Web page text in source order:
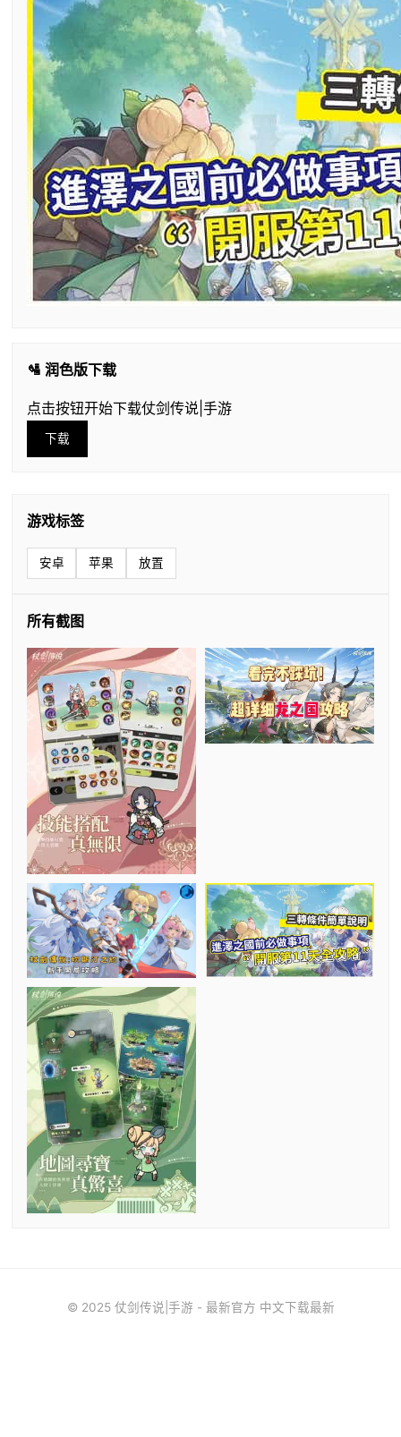
🛂 润色版下载
点击按钮开始下载仗剑传说|手游
下载
游戏标签
安卓 苹果 放置
所有截图
© 2025 仗剑传说|手游 - 最新官方 中文下载最新